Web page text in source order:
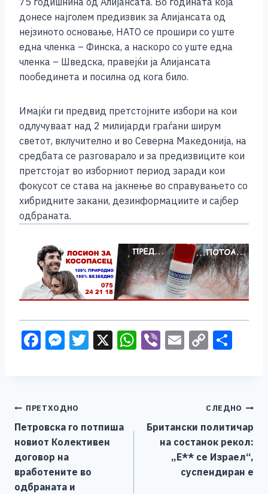
донесе најголем предизвик за Алијансата од
нејзиното основање, НАТО се прошири со уште
една членка – Финска, а наскоро со уште една
членка – Шведска, правејќи ја Алијансата
пообединета и посилна од кога било.
Имајќи ги предвид претстојните избори на кои
одлучуваат над 2 милијарди граѓани ширум
светот, вклучително и во Северна Македонија, на
средбата се разговарало и за предизвиците кои
претстојат во изборниот период заради кои
фокусот се става на јакнење во справувањето со
хибридните закани, дезинформациите и сајбер
одбраната.
F
b
o
o
k
M
n
g
er
T X W
A
p
Vi E C
Li
n
k
Навигација
на
напис
ПРЕТХОДНО
Петровска го потпиша
новиот Колективен
договор на
вработените во
одбраната и
СЛЕДНО
Британски политичар
на состанок рекол:
„Е** се Израел“,
суспендиран е